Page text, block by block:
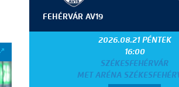
FEHÉRVÁR AV19
2026.08.21 PÉNTEK
16:00
SZÉKESFEHÉRVÁR
MET ARÉNA